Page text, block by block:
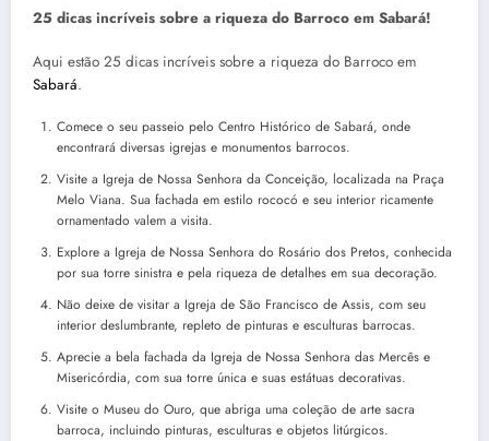
25 dicas incríveis sobre a riqueza do Barroco em Sabará!
Aqui estão 25 dicas incríveis sobre a riqueza do Barroco em
Sabará.
Comece o seu passeio pelo Centro Histórico de Sabará, onde
encontrará diversas igrejas e monumentos barrocos.
Visite a Igreja de Nossa Senhora da Conceição, localizada na Praça
Melo Viana. Sua fachada em estilo rococó e seu interior ricamente
ornamentado valem a visita.
Explore a Igreja de Nossa Senhora do Rosário dos Pretos, conhecida
por sua torre sinistra e pela riqueza de detalhes em sua decoração.
Não deixe de visitar a Igreja de São Francisco de Assis, com seu
interior deslumbrante, repleto de pinturas e esculturas barrocas.
Aprecie a bela fachada da Igreja de Nossa Senhora das Mercês e
Misericórdia, com sua torre única e suas estátuas decorativas.
Visite o Museu do Ouro, que abriga uma coleção de arte sacra
barroca, incluindo pinturas, esculturas e objetos litúrgicos.